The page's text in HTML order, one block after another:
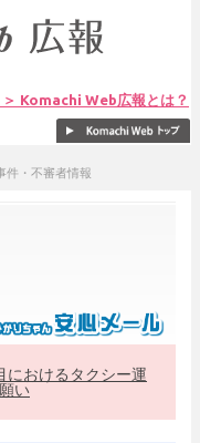
＞ Komachi Web広報とは？
件・不審者情報
におけるタクシー運
い